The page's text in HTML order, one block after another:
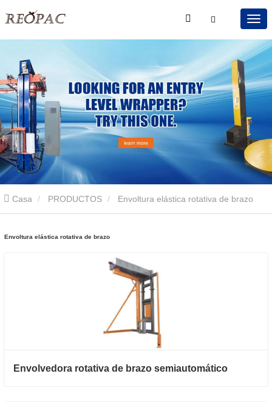
Casa PRODUCTOS Envoltura elástica rotativa de brazo
Envoltura elástica rotativa de brazo
Envolvedora rotativa de brazo semiautomático